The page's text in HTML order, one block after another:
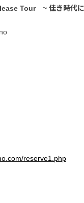
Tour ~ 佳き時代に
reserve1.php